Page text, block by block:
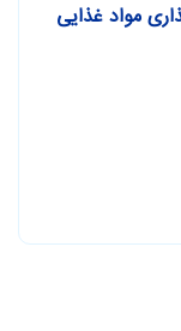
مواد غذایی